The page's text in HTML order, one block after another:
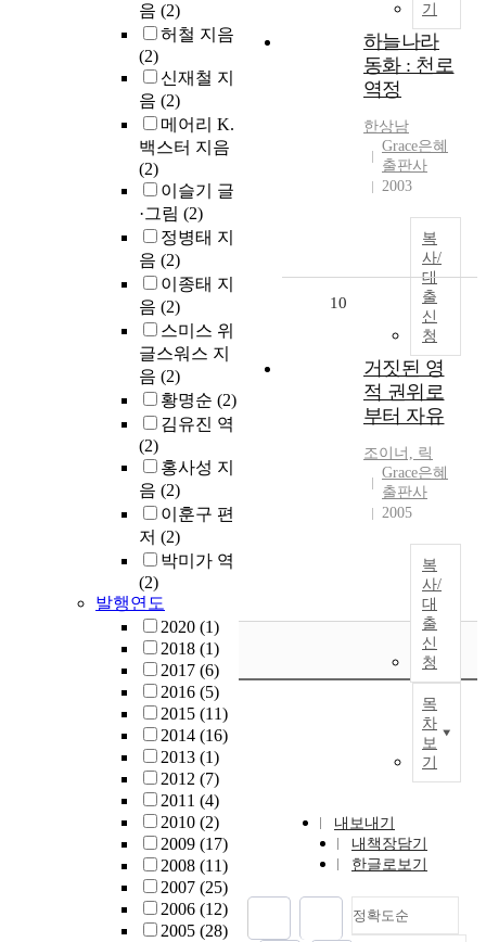
음 (2)
허철 지음
(2)
신재철 지
음 (2)
메어리 K.
백스터 지음
(2)
이슬기 글
·그림 (2)
정병태 지
음 (2)
이종태 지
음 (2)
스미스 위
글스워스 지
음 (2)
황명순 (2)
김유진 역
(2)
홍사성 지
음 (2)
이훈구 편
저 (2)
박미가 역
(2)
발행연도
2020 (1)
2018 (1)
2017 (6)
2016 (5)
2015 (11)
2014 (16)
2013 (1)
2012 (7)
2011 (4)
2010 (2)
2009 (17)
2008 (11)
2007 (25)
2006 (12)
2005 (28)
기
하늘나라
동화 : 천로
역정
한상남
Grace은혜
출판사
2003
복
사/
대
출
신
청
10
거짓된 영
적 권위로
부터 자유
조이너, 릭
Grace은혜
출판사
2005
복
사/
대
출
신
청
목
차
보
기
내보내기
내책장담기
한글로보기
정확도순